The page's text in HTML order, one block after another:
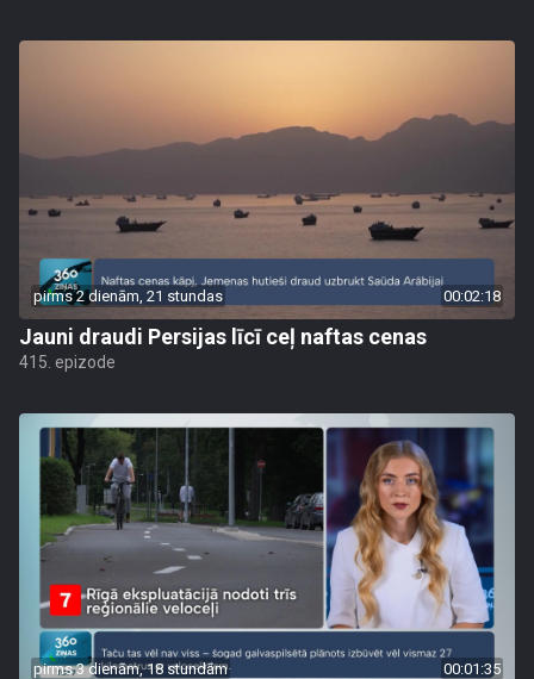
pirms 2 dienām, 21 stundas 00:02:18
Jauni draudi Persijas līcī ceļ naftas cenas
415. epizode
pirms 3 dienām, 18 stundām 00:01:35